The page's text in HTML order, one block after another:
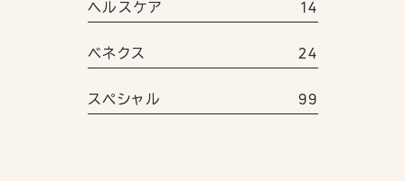
ヘルスケア 14
ベネクス 24
スペシャル 99